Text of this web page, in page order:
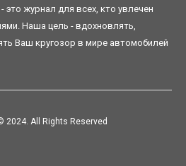
журнал для всех, кто увлечен
Наша цель - вдохновлять,
Ваш кругозор в мире автомобилей
2024. All Rights Reserved